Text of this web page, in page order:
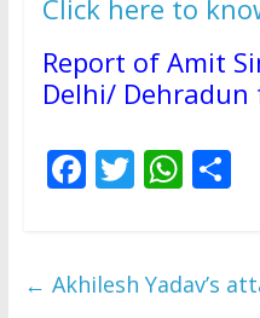
Click here to
Report of Amit
Delhi/
F
b
T
er
W
s
S
e
← Akhilesh Yadav’s